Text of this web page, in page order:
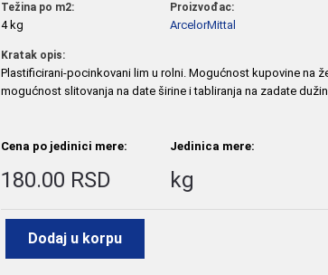
Težina po m2:
4 kg
Proizvođac:
ArcelorMittal
Kratak opis:
Plastificirani-pocinkovani lim u rolni. Mogućnost kupovine na
mogućnost slitovanja na date širine i tabliranja na zadate
Cena po jedinici mere:
180.00 RSD
Jedinica mere:
kg
Dodaj u korpu